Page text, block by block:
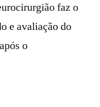
faz o
e avaliação do
o